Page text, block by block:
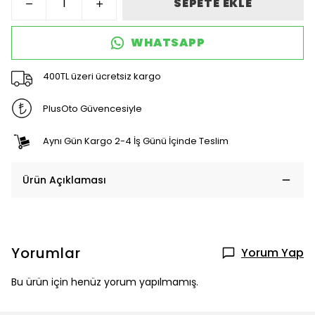
WHATSAPP
400TL üzeri ücretsiz kargo
PlusOto Güvencesiyle
Aynı Gün Kargo 2-4 İş Günü İçinde Teslim
Ürün Açıklaması
Yorumlar Yorum Yap
Bu ürün için henüz yorum yapılmamış.